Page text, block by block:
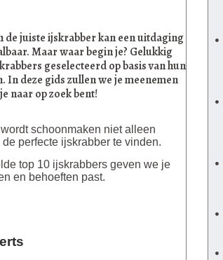
de juiste ijskrabber kan een uitdaging
Maar waar begin je? Gelukkig
geselecteerd op basis van hun
deze gids zullen we je meenemen
naar op zoek bent!
schoonmaken niet alleen
perfecte ijskrabber te vinden.
top 10 ijskrabbers geven we je
en behoeften past.